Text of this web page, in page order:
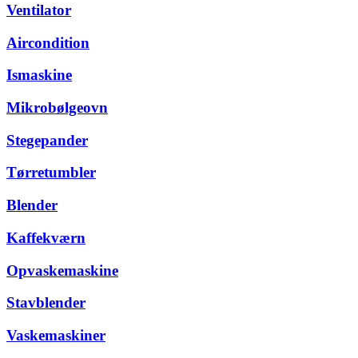
Ventilator
Aircondition
Ismaskine
Mikrobølgeovn
Stegepander
Tørretumbler
Blender
Kaffekværn
Opvaskemaskine
Stavblender
Vaskemaskiner